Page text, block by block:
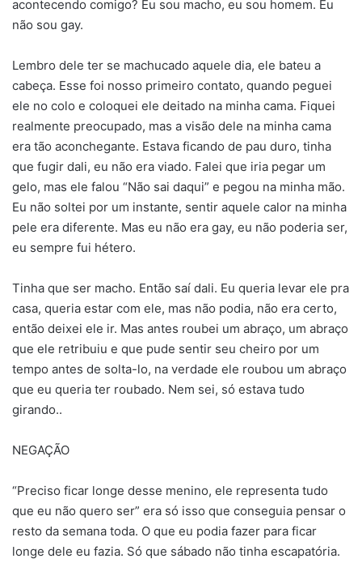
acontecendo comigo? Eu sou macho, eu sou homem. Eu
não sou gay.
Lembro dele ter se machucado aquele dia, ele bateu a
cabeça. Esse foi nosso primeiro contato, quando peguei
ele no colo e coloquei ele deitado na minha cama. Fiquei
realmente preocupado, mas a visão dele na minha cama
era tão aconchegante. Estava ficando de pau duro, tinha
que fugir dali, eu não era viado. Falei que iria pegar um
gelo, mas ele falou “Não sai daqui” e pegou na minha mão.
Eu não soltei por um instante, sentir aquele calor na minha
pele era diferente. Mas eu não era gay, eu não poderia ser,
eu sempre fui hétero.
Tinha que ser macho. Então saí dali. Eu queria levar ele pra
casa, queria estar com ele, mas não podia, não era certo,
então deixei ele ir. Mas antes roubei um abraço, um abraço
que ele retribuiu e que pude sentir seu cheiro por um
tempo antes de solta-lo, na verdade ele roubou um abraço
que eu queria ter roubado. Nem sei, só estava tudo
girando..
NEGAÇÃO
“Preciso ficar longe desse menino, ele representa tudo
que eu não quero ser” era só isso que conseguia pensar o
resto da semana toda. O que eu podia fazer para ficar
longe dele eu fazia. Só que sábado não tinha escapatória.